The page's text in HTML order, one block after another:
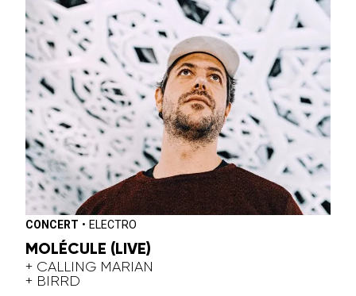
CONCERT • ELECTRO
MOLÉCULE (LIVE)
+ CALLING MARIAN
+ BIRRD